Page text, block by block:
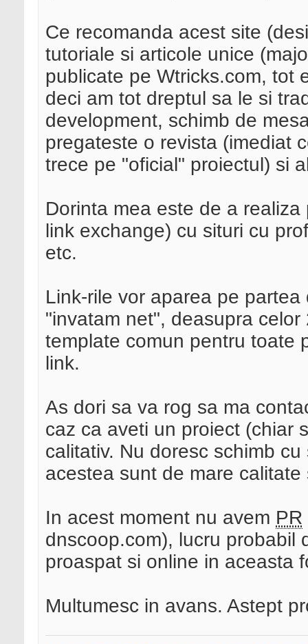
Ce recomanda acest site
tutoriale si articole unice
publicate pe Wtricks.com, tot
deci am tot dreptul sa le si
development, schimb de
pregateste o revista (imediat
trece pe "oficial" proiectul) si
Dorinta mea este de a
link exchange) cu situri cu
etc.
Link-rile vor aparea pe
"invatam net", deasupra
template comun pentru toate
link.
As dori sa va rog sa ma
caz ca aveti un proiect (chiar
calitativ. Nu doresc schimb
acestea sunt de mare
In acest moment nu avem PR
dnscoop.com), lucru probabil
proaspat si online in aceasta
Multumesc in avans. Astept